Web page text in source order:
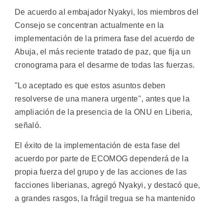
De acuerdo al embajador Nyakyi, los miembros del
Consejo se concentran actualmente en la
implementación de la primera fase del acuerdo de
Abuja, el más reciente tratado de paz, que fija un
cronograma para el desarme de todas las fuerzas.
"Lo aceptado es que estos asuntos deben
resolverse de una manera urgente", antes que la
ampliación de la presencia de la ONU en Liberia,
señaló.
El éxito de la implementación de esta fase del
acuerdo por parte de ECOMOG dependerá de la
propia fuerza del grupo y de las acciones de las
facciones liberianas, agregó Nyakyi, y destacó que,
a grandes rasgos, la frágil tregua se ha mantenido